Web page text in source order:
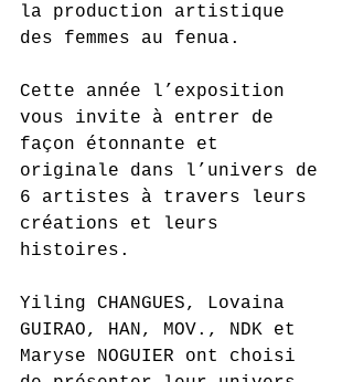
la production artistique
des femmes au fenua.
Cette année l’exposition
vous invite à entrer de
façon étonnante et
originale dans l’univers de
6 artistes à travers leurs
créations et leurs
histoires.
Yiling CHANGUES, Lovaina
GUIRAO, HAN, MOV., NDK et
Maryse NOGUIER ont choisi